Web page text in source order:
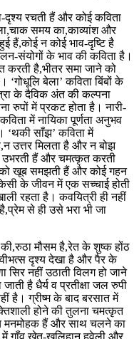
दृश्य रचती हैं और कोई कविता
समय का,काव्यांश और
हैं,कोई न कोई भाव-दृष्टि है
संयोगों के भाव की कविता है।
करती है,भीतर समा जाने को
बेला’ कविता बिंबों के
के दैविक अंत की कल्पना
रुपों में प्रकट होता है। नारी-
में नायिका पूर्णता अनुभव
‘थकी साँझ’ कविता में
उत्तर मिलता है और न बोझ
उभरती हैं और चमत्कृत करती
को खूब समझती हैं और कोई गहन
के जीवन में एक सच्चाई होती
रहता है। कवयित्री ही नहीं
से ही उसे भरा भी जा
मौसम है,रेत के शुष्क होंठ
दृश्य देखा है और पैर के
नहीं उठाती विलग हो जाने
है धैर्य व प्रतीक्षा जल रुपी
है। ग्रीष्म के बाद बरसात में
होने की तुलना चमत्कृत
मनमोहक हैं और साथ चलने का
में गाँव,खेत-खलिहान,हवेली और